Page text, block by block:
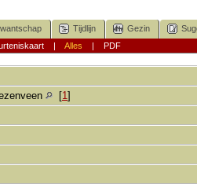
Tijdlijn Gezin
| Alles | PDF
[1]